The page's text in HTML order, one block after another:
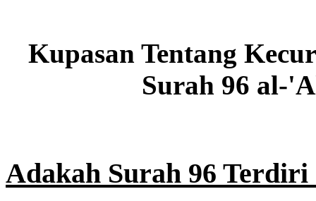
Kupasan Tentang
Surah 96 al-
Adakah Surah 96